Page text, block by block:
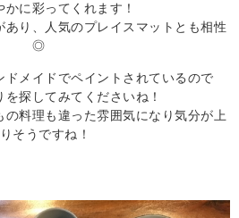
かに彩ってくれます！
り、人気のプレイスマットとも相性
◎
ドメイドでペイントされているので
探してみてくださいね！
料理も違った雰囲気になり気分が上
そうですね！